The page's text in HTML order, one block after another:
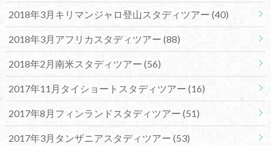
2018年3月キリマンジャロ登山スタディツアー (40)
2018年3月アフリカスタディツアー (88)
2018年2月南米スタディツアー (56)
2017年11月タイショートスタディツアー (16)
2017年8月フィンランドスタディツアー (51)
2017年3月タンザニアスタディツアー (53)